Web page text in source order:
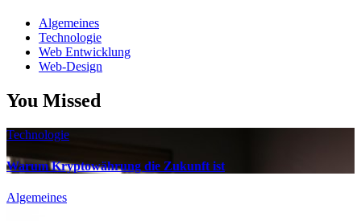
Algemeines
Technologie
Web Entwicklung
Web-Design
You Missed
Technologie
Warum Kryptowährung die Zukunft ist
Algemeines